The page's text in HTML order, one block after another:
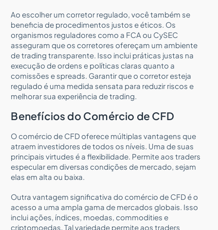
Ao escolher um corretor regulado, você também se
beneficia de procedimentos justos e éticos. Os
organismos reguladores como a FCA ou CySEC
asseguram que os corretores ofereçam um ambiente
de trading transparente. Isso inclui práticas justas na
execução de ordens e políticas claras quanto a
comissões e spreads. Garantir que o corretor esteja
regulado é uma medida sensata para reduzir riscos e
melhorar sua experiência de trading.
Benefícios do Comércio de CFD
O comércio de CFD oferece múltiplas vantagens que
atraem investidores de todos os níveis. Uma de suas
principais virtudes é a flexibilidade. Permite aos traders
especular em diversas condições de mercado, sejam
elas em alta ou baixa.
Outra vantagem significativa do comércio de CFD é o
acesso a uma ampla gama de mercados globais. Isso
inclui ações, índices, moedas, commodities e
criptomoedas. Tal variedade permite aos traders